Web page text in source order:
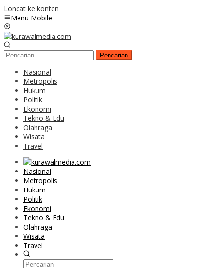
Loncat ke konten
Menu Mobile
Pencarian
Nasional
Metropolis
Hukum
Politik
Ekonomi
Tekno & Edu
Olahraga
Wisata
Travel
Nasional
Metropolis
Hukum
Politik
Ekonomi
Tekno & Edu
Olahraga
Wisata
Travel